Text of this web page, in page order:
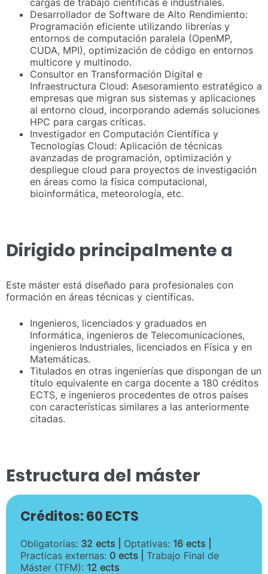
Desarrollador de Software de Alto Rendimiento:
Programación eficiente utilizando librerías y
entornos de computación paralela (OpenMP,
CUDA, MPI), optimización de código en entornos
multicore y multinodo.
Consultor en Transformación Digital e
Infraestructura Cloud: Asesoramiento estratégico a
empresas que migran sus sistemas y aplicaciones
al entorno cloud, incorporando además soluciones
HPC para cargas críticas.
Investigador en Computación Científica y
Tecnologías Cloud: Aplicación de técnicas
avanzadas de programación, optimización y
despliegue cloud para proyectos de investigación
en áreas como la física computacional,
bioinformática, meteorología, etc.
Dirigido principalmente a
Este máster está diseñado para profesionales con
formación en áreas técnicas y científicas.
Ingenieros, licenciados y graduados en
Informática, ingenieros de Telecomunicaciones,
ingenieros Industriales, licenciados en Física y en
Matemáticas.
Titulados en otras ingenierías que dispongan de un
título equivalente en carga docente a 180 créditos
ECTS, e ingenieros procedentes de otros países
con características similares a las anteriormente
citadas.
Estructura del máster
Créditos: 60 ECTS
Obligatorias: 32 ects | Optativas: 16 ects |
Practicas externas: 0 ects | Trabajo Final de
Máster (TFM): 12 ects